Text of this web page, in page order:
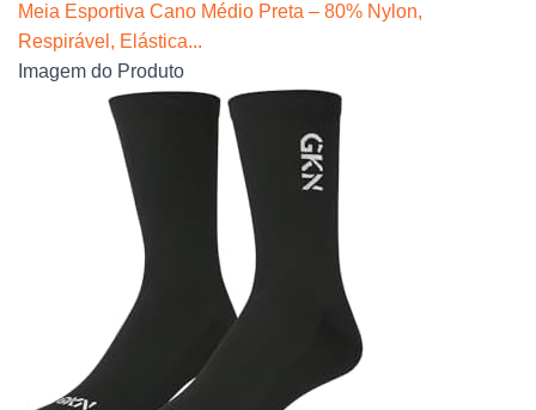
Meia Esportiva Cano Médio Preta – 80% Nylon,
Respirável, Elástica...
Imagem do Produto